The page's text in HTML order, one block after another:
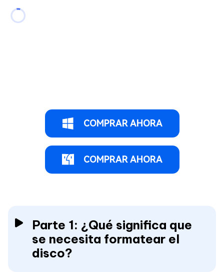
COMPRAR AHORA
COMPRAR AHORA
Parte 1: ¿Qué significa que
se necesita formatear el
disco?